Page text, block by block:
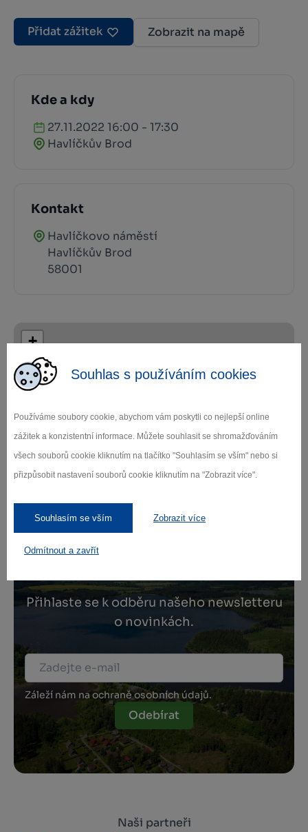
Souhlas s používáním cookies
Používáme soubory cookie, abychom vám poskytli co nejlepší online
zážitek a konzistentní informace. Můžete souhlasit se shromažďováním
všech souborů cookie kliknutím na tlačítko "Souhlasím se vším" nebo si
přizpůsobit nastavení souborů cookie kliknutím na "Zobrazit více".
Souhlasím se vším Zobrazit více
Odmítnout a zavřít
Přidat zážitek Zobrazit na mapě
Kde a kdy
27.11.2022 16:00 - 17:30
Havlíčkův Brod
Kontakt
Havlíčkovo náměstí
Havlíčkův Brod
58001
+
−
Leaflet © Seznam.cz a.s. a další
Zamilujte si Vysočinu
Přihlaste se k odběru našeho newsletteru
o novinkách.
Záleží nám na ochraně osobních údajů.
Odebírat
Naši partneři